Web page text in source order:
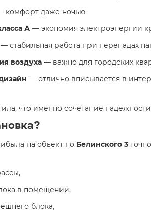
комфорт даже ночью.
А — экономия электроэнергии
— стабильная работа при перепадах
воздуха — важно для городских
— отлично вписывается в
что именно сочетание
на объект по Белинского 3
в помещении,
блока,